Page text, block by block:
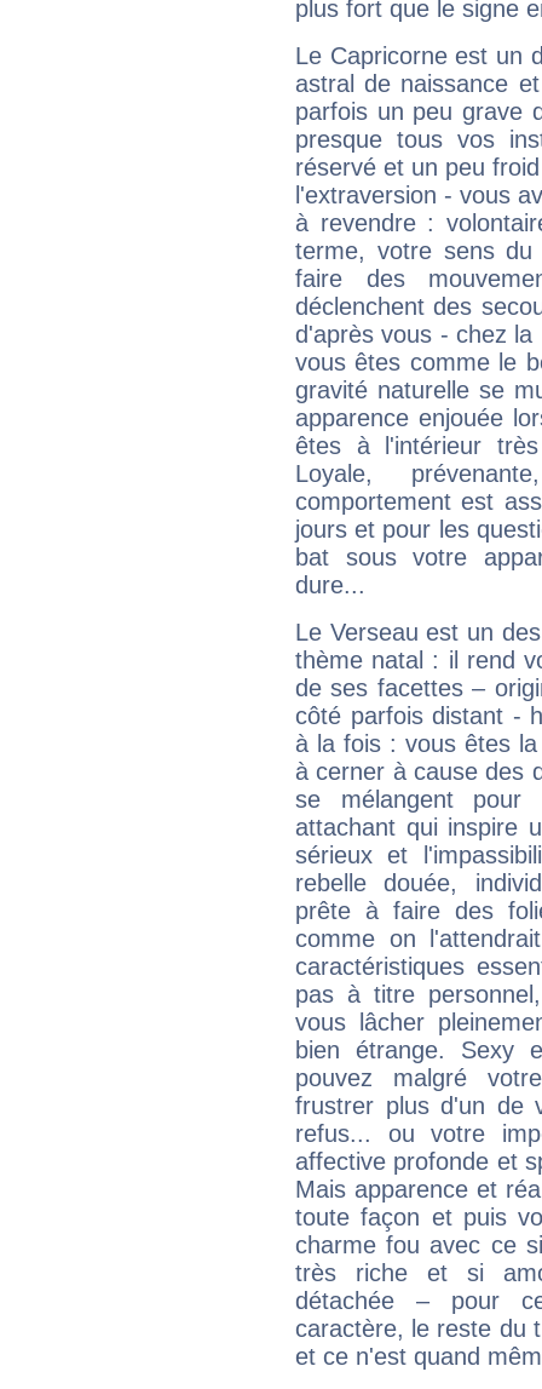
plus fort que le signe
Le Capricorne est un
astral de naissance
parfois un peu grave
presque tous vos
réservé et un peu
l'extraversion - vous
à revendre :
terme, votre sens
faire des
déclenchent des
d'après vous - chez
vous êtes comme le
gravité naturelle se
apparence enjouée
êtes à l'intérieur
Loyale,
comportement est
jours et pour les
bat sous votre
dure...
Le Verseau est un
thème natal : il rend
de ses facettes –
côté parfois distant -
à la fois : vous êtes
à cerner à cause des
se mélangent
attachant qui inspire
sérieux et
rebelle douée,
prête à faire des
comme on
caractéristiques
pas à titre
vous lâcher
bien étrange. Sexy
pouvez malgré
frustrer plus d'un de
refus... ou votre
affective profonde et
Mais apparence et
toute façon et puis
charme fou avec ce
très riche et si
détachée – pour
caractère, le reste du
et ce n'est quand